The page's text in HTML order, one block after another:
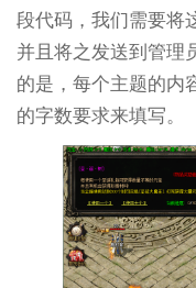
段代码，我们需要将
并且将之发送到管理
的是，每个主题的内
的字数要求来填写。